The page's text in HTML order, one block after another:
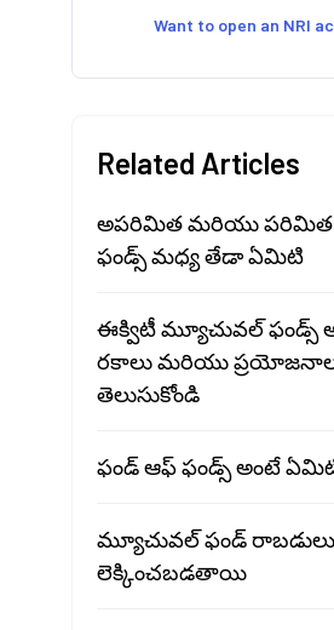
Want to open an NRI
Related Articles
అపరిమిత మరియు పరిమిత
ఫండ్స్ మధ్య తేడా ఏమిటి
ఈక్విటీ మ్యూచువల్ ఫండ్స్
రకాలు మరియు
తెలుసుకోండి
ఫండ్ ఆఫ్ ఫండ్స్ అంటే
మ్యూచువల్ ఫండ్
లెక్కించబడతాయి